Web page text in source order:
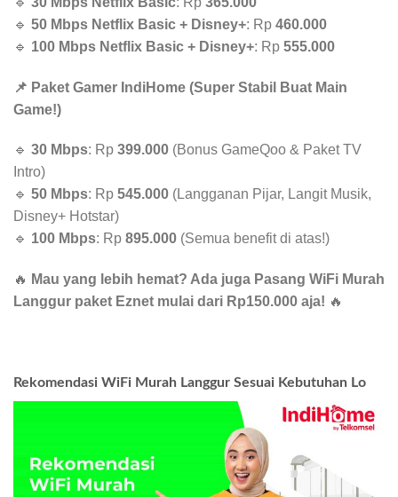
🔹 50 Mbps Netflix Basic + Disney+: Rp 460.000
🔹 100 Mbps Netflix Basic + Disney+: Rp 555.000
📌 Paket Gamer IndiHome (Super Stabil Buat Main
Game!)
🔹 30 Mbps: Rp 399.000 (Bonus GameQoo & Paket TV
Intro)
🔹 50 Mbps: Rp 545.000 (Langganan Pijar, Langit Musik,
Disney+ Hotstar)
🔹 100 Mbps: Rp 895.000 (Semua benefit di atas!)
🔥 Mau yang lebih hemat? Ada juga Pasang WiFi Murah
Langgur paket Eznet mulai dari Rp150.000 aja! 🔥
Rekomendasi WiFi Murah Langgur Sesuai Kebutuhan Lo